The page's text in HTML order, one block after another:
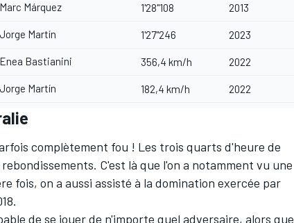
Marc Márquez 1'28"108 2013
Jorge Martín 1'27"246 2023
Enea Bastianini 356,4 km/h 2022
Jorge Martín 182,4 km/h 2022
complètement fou ! Les trois quarts d'heure de
C'est là que l'on a notamment vu une
fois, on a aussi assisté à la domination exercée par
de se jouer de n'importe quel adversaire, alors que